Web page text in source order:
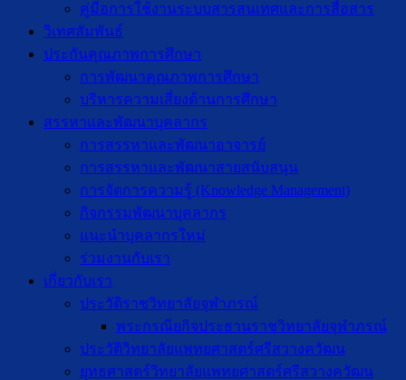
คู่มือการใช้งานระบบสารสนเทศและการสื่อสาร
วิเทศสัมพันธ์
ประกันคุณภาพการศึกษา
การพัฒนาคุณภาพการศึกษา
บริหารความเสี่ยงด้านการศึกษา
สรรหาและพัฒนาบุคลากร
การสรรหาและพัฒนาอาจารย์
การสรรหาและพัฒนาสายสนับสนุน
การจัดการความรู้ (Knowledge Management)
กิจกรรมพัฒนาบุคลากร
แนะนำบุคลากรใหม่
ร่วมงานกับเรา
เกี่ยวกับเรา
ประวัติราชวิทยาลัยจุฬาภรณ์
พระกรณียกิจประธานราชวิทยาลัยจุฬาภรณ์
ประวัติวิทยาลัยแพทยศาสตร์ศรีสวางควัฒน
ยุทธศาสตร์วิทยาลัยแพทยศาสตร์ศรีสวางควัฒน